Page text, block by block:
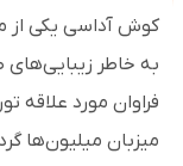
کوش آداسی یکی از
به خاطر زیبایی‌های
فراوان مورد علاقه
میزبان میلیون‌ها